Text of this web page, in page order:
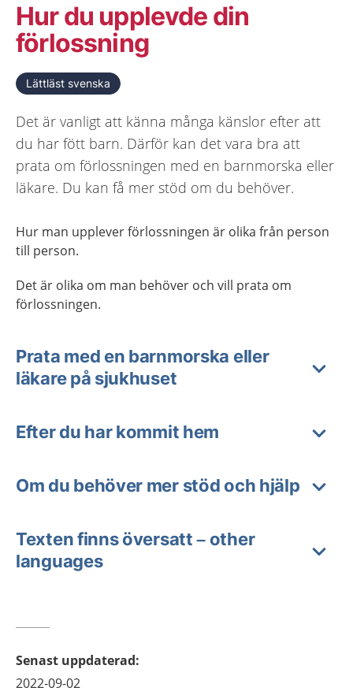
Hur du upplevde din
förlossning
Lättläst svenska
Det är vanligt att känna många känslor efter att
du har fött barn. Därför kan det vara bra att
prata om förlossningen med en barnmorska eller
läkare. Du kan få mer stöd om du behöver.
Hur man upplever förlossningen är olika från person
till person.
Det är olika om man behöver och vill prata om
förlossningen.
Prata med en barnmorska eller
läkare på sjukhuset
Efter du har kommit hem
Om du behöver mer stöd och hjälp
Texten finns översatt – other
languages
Senast uppdaterad:
2022-09-02